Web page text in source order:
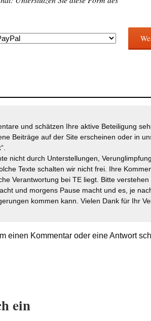
und schätzen Ihre aktive Beteiligung
Beiträge auf der Site erscheinen oder in
nicht durch Unterstellungen,
Texte schalten wir nicht frei. Ihre
Verantwortung bei TE liegt. Bitte verstehen
und morgens Pause macht und es, je
kommen kann. Vielen Dank für Ihr
einen Kommentar oder eine Antwort
ein